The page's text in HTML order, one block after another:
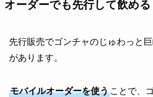
オーダーでも先行して飲める
先行販売でゴンチャのじゅわっと
があります。
モバイルオーダーを使うことで、